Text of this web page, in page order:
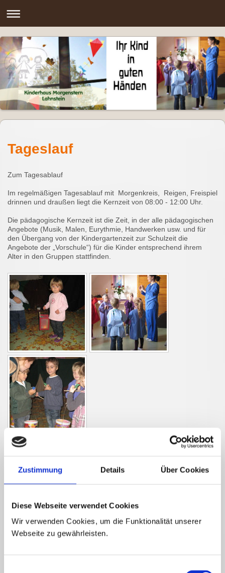
Zustimmung Details Über Cookies
Diese Webseite verwendet Cookies
Wir verwenden Cookies, um die Funktionalität unserer
Webseite zu gewährleisten.
Tageslauf
Zum Tagesablauf
Im regelmäßigen Tagesablauf mit Morgenkreis, Reigen, Freispiel
drinnen und draußen liegt die Kernzeit von 08:00 - 12:00 Uhr.
Die pädagogische Kernzeit ist die Zeit, in der alle pädagogischen
Angebote (Musik, Malen, Eurythmie, Handwerken usw. und für
den Übergang von der Kindergartenzeit zur Schulzeit die
Angebote der „Vorschule“) für die Kinder entsprechend ihrem
Alter in den Gruppen stattfinden.
Gruppe verschieden.
entfällt somit. Die Kosten werden im Betreuungsvertrag geregelt.